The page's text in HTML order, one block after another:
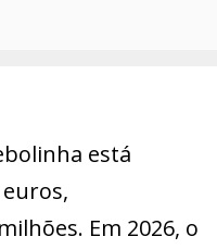
está
Em 2026, o